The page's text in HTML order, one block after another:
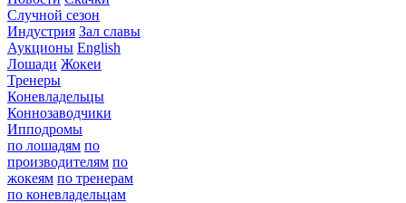
Случной сезон
Индустрия Зал славы
Аукционы English
Лошади Жокеи
Тренеры
Коневладельцы
Коннозаводчики
Ипподромы
по лошадям по
производителям по
жокеям по тренерам
по коневладельцам